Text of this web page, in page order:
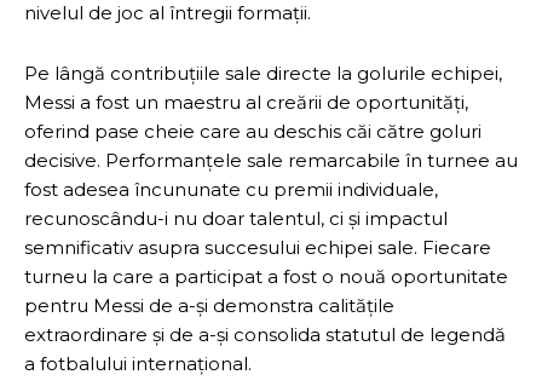
nivelul de joc al întregii formații.
Pe lângă contribuțiile sale directe la golurile echipei,
Messi a fost un maestru al creării de oportunități,
oferind pase cheie care au deschis căi către goluri
decisive. Performanțele sale remarcabile în turnee au
fost adesea încununate cu premii individuale,
recunoscându-i nu doar talentul, ci și impactul
semnificativ asupra succesului echipei sale. Fiecare
turneu la care a participat a fost o nouă oportunitate
pentru Messi de a-și demonstra calitățile
extraordinare și de a-și consolida statutul de legendă
a fotbalului internațional.